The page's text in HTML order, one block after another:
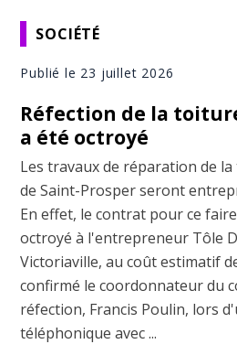
SOCIÉTÉ
Publié le 23 juillet 2026
Réfection de la
a été octroyé
Les travaux de réparation de
de Saint-Prosper seront
En effet, le contrat pour ce
octroyé à l'entrepreneur Tôle
Victoriaville, au coût estimatif
confirmé le coordonnateur du
réfection, Francis Poulin, lors
téléphonique avec ...